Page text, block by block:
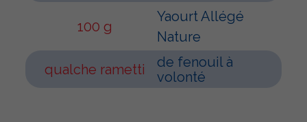
100 g
Yaourt Allégé
Nature
qualche rametti
de fenouil à
volonté